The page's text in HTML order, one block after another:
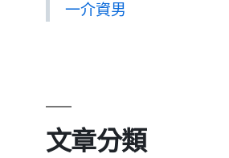
一介資男
文章分類